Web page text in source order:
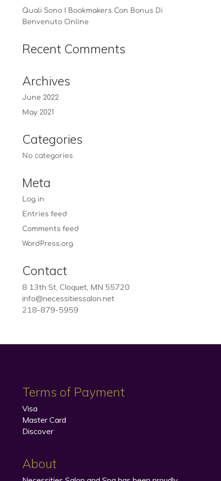
Quali Sono I Bookmakers Con Bonus Di
Benvenuto Online
Recent Comments
Archives
June 2022
May 2021
Categories
No categories
Meta
Log in
Entries feed
Comments feed
WordPress.org
Contact
8 13th St, Cloquet, MN 55720
info@necessitiessalon.net
218-879-5959
Terms of Payment
Visa
Master Card
Discover
About